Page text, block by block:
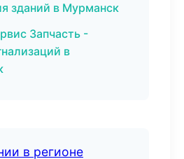
зданий в Мурманск
Запчасть -
в
в регионе